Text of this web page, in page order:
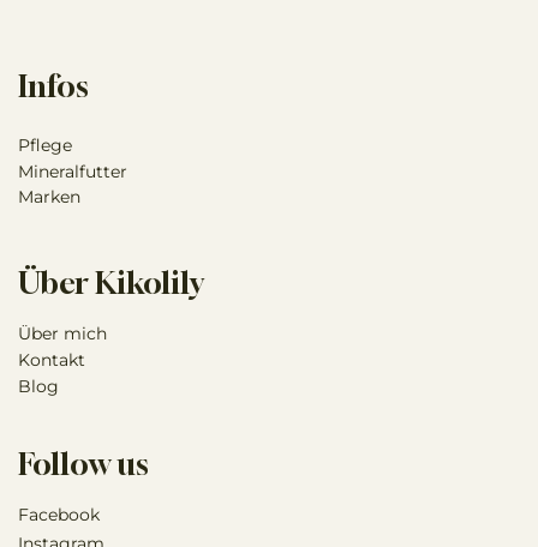
Follow us
Facebook
Infos
Pflege
Mineralfutter
Marken
Über Kikolily
Über mich
Kontakt
Blog